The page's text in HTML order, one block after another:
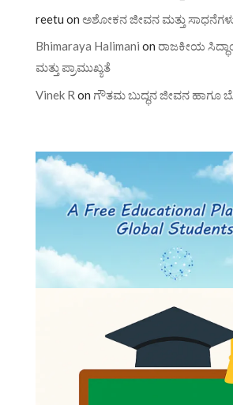
reetu on ಅಶೋಕನ ಜೀವನ ಮತ್ತು
Bhimaraya Halimani on ರಾಜಕೀಯ
ಮತ್ತು ಪ್ರಾಮುಖ್ಯತೆ
Vinek R on ಗೌತಮ ಬುದ್ಧನ ಜೀವನ ಹಾಗೂ